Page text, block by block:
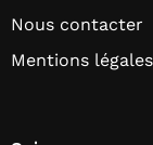
Nous contacter
Mentions légales